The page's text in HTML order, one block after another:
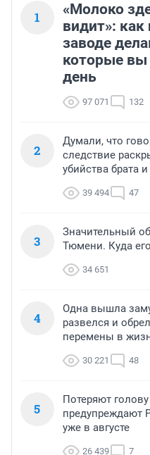
1
«Молоко
видит»:
заводе
которые
день
97 071 132
2
Думали, что
следствие
убийства брата
39 494 47
3
Значительный
Тюмени. Куда
34 651
4
Одна вышла
развелся и
перемены в
30 221 48
5
Потеряют
предупреждают
уже в августе
26 439 7